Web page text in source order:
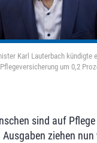
Karl Lauterbach kündigte
um 0,2
sind auf
Ausgaben ziehen nun